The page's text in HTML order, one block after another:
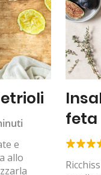
e
allo
feta